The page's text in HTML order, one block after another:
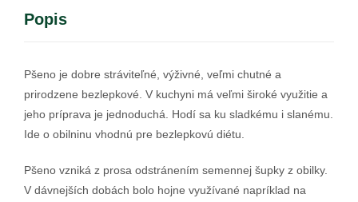
Popis
Pšeno je dobre stráviteľné, výživné, veľmi chutné a
prirodzene bezlepkové. V kuchyni má veľmi široké využitie a
jeho príprava je jednoduchá. Hodí sa ku sladkému i slanému.
Ide o obilninu vhodnú pre bezlepkovú diétu.
Pšeno vzniká z prosa odstránením semennej šupky z obilky.
V dávnejších dobách bolo hojne využívané napríklad na